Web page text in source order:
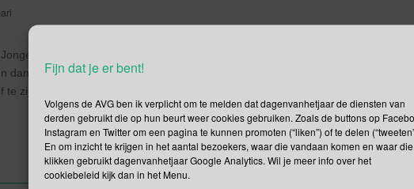
Fijn dat je er bent!
Volgens de AVG ben ik verplicht om te melden dat dagenvanhetjaar de diensten van
derden gebruikt die op hun beurt weer cookies gebruiken. Zoals de buttons op
Instagram en Twitter om een pagina te kunnen promoten (“liken”) of te delen
En om inzicht te krijgen in het aantal bezoekers, waar die vandaan komen en waar
klikken gebruikt dagenvanhetjaar Google Analytics. Wil je meer info over het
cookiebeleid kijk dan in het Menu.
Uitvinder is de dag waarop we alle jonge uitvinders toejuichen omdat
alle volwassenen bij elkaar. Kid Investors’ Day hoopt ook andere
zijn/ te blijven. De datum van 17 januari is niet random gekozen, […]
Lees verder